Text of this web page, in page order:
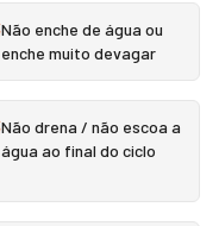
Não enche de água ou
enche muito devagar
Não drena / não escoa a
água ao final do ciclo